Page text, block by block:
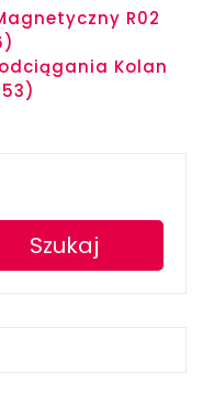
R02
Kolan
Szukaj